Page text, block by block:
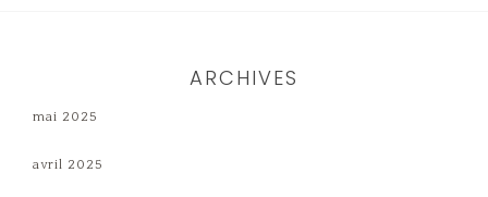
ARCHIVES
mai 2025
avril 2025